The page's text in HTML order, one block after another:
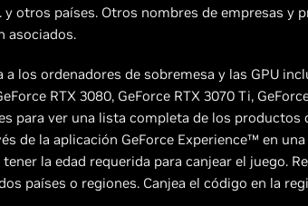
y otros países. Otros nombres de empresas y
asociados.
los ordenadores de sobremesa y las GPU
RTX 3080, GeForce RTX 3070 Ti,
para ver una lista completa de los productos
de la aplicación GeForce Experience™ en
la edad requerida para canjear el juego.
países o regiones. Canjea el código en la